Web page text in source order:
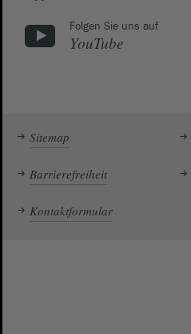
Folgen Sie uns auf
YouTube
Sitemap
Barrierefreiheit
Kontaktformular